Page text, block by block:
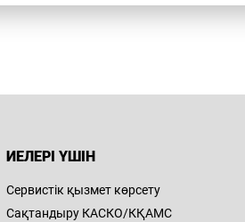
ИЕЛЕРІ ҮШІН
Сервистік қызмет көрсету
Сақтандыру КАСКО/КҚАМС